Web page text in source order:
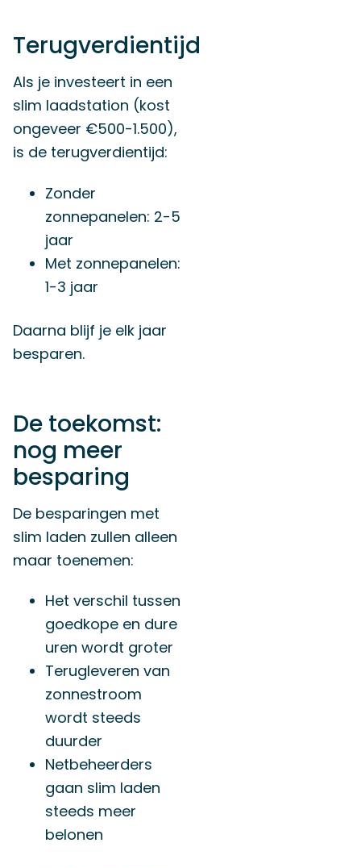
Terugverdientijd
Als je investeert in een
slim laadstation (kost
ongeveer €500-1.500),
is de terugverdientijd:
Zonder
zonnepanelen: 2-5
jaar
Met zonnepanelen:
1-3 jaar
Daarna blijf je elk jaar
besparen.
De toekomst:
nog meer
besparing
De besparingen met
slim laden zullen alleen
maar toenemen:
Het verschil tussen
goedkope en dure
uren wordt groter
Terugleveren van
zonnestroom
wordt steeds
duurder
Netbeheerders
gaan slim laden
steeds meer
belonen